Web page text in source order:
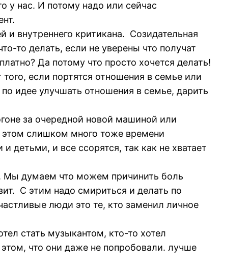
у нас. И потому надо или сейчас
и внутреннего критикана. Созидательная
то делать, если не уверены что получат
Да потому что просто хочется делать!
если портятся отношения в семье или
идее улучшать отношения в семье, дарить
за очередной новой машиной или
слишком много тоже времени
детьми, и все ссорятся, так как не хватает
Мы думаем что можем причинить боль
С этим надо смириться и делать по
люди это те, кто заменил личное
стать музыкантом, кто-то хотел
что они даже не попробовали. лучше